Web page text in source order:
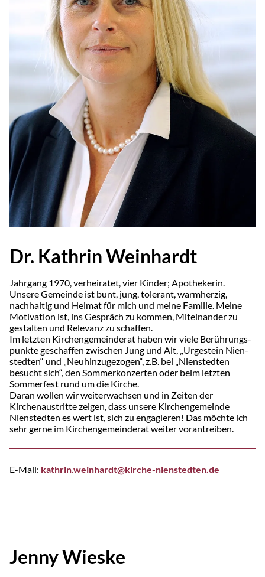
Dr. Kathrin Weinhardt
Jahrgang 1970, verheiratet, vier Kinder; Apothekerin.
Unsere Gemeinde ist bunt, jung, tolerant, warmherzig,
nachhaltig und Heimat für mich und meine Familie. Meine
Motivation ist, ins Gespräch zu kommen, Miteinander zu
gestalten und Relevanz zu schaffen.
Im letzten Kirchengemeinderat haben wir viele Berüh­rungs­
punkte geschaffen zwischen Jung und Alt, „Urgestein Nien­
stedten“ und „Neuhinzugezogen“, z.B. bei „Nienstedten
besucht sich“, den Sommerkonzerten oder beim letzten
Sommerfest rund um die Kirche.
Daran wollen wir weiterwachsen und in Zeiten der
Kirchenaustritte zeigen, dass unsere Kirchengemeinde
Nienstedten es wert ist, sich zu engagieren! Das möchte ich
sehr gerne im Kirchengemeinderat weiter vorantreiben.
E-Mail: kathrin.weinhardt@kirche-nienstedten.de
Jenny Wieske